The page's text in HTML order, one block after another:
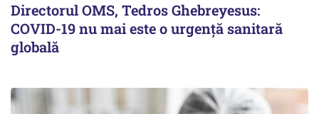
Directorul OMS, Tedros Ghebreyesus:
COVID-19 nu mai este o urgenţă sanitară
globală